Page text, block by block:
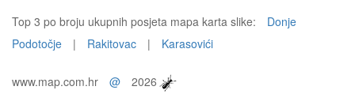
Top 3 po broju ukupnih posjeta mapa karta slike:
Donje
Podotočje
| Rakitovac | Karasovići
www.map.com.hr @ 2026